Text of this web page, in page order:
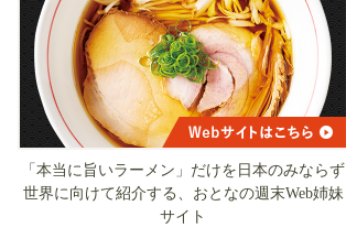
「本当に旨いラーメン」だけを日本のみならず
世界に向けて紹介する、おとなの週末Web姉妹
サイト